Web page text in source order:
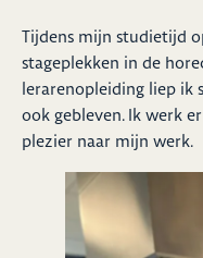
Tijdens mijn studietijd
stageplekken in de
lerarenopleiding liep ik
ook gebleven. Ik werk
plezier naar mijn werk.